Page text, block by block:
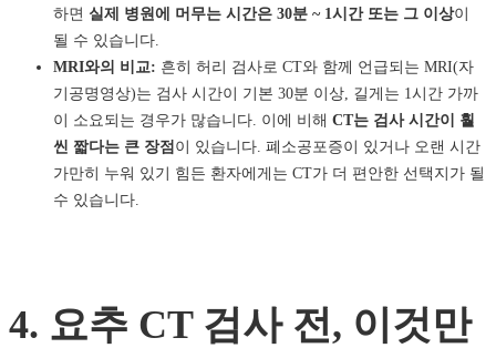
하면 실제 병원에 머무는 시간은 30분 ~ 1시간 또는 그 이상이
될 수 있습니다.
MRI와의 비교: 흔히 허리 검사로 CT와 함께 언급되는 MRI(자
기공명영상)는 검사 시간이 기본 30분 이상, 길게는 1시간 가까
이 소요되는 경우가 많습니다. 이에 비해 CT는 검사 시간이 훨
씬 짧다는 큰 장점 이 있습니다. 폐소공포증이 있거나 오랜 시간
가만히 누워 있기 힘든 환자에게는 CT가 더 편안한 선택지가 될
수 있습니다.
4. 요추 CT 검사 전, 이것만